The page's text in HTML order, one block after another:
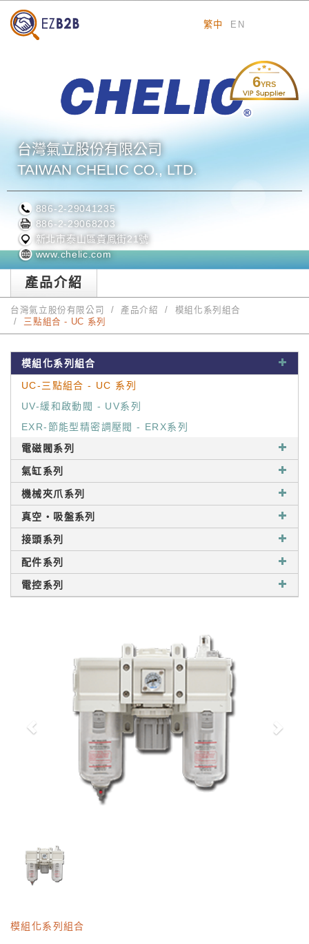
繁中 EN
6YRS
台灣氣立股份有限公司
TAIWAN CHELIC CO., LTD.
886-2-29041235
886-2-29068203
新北市泰山區貴鳳街21號
www.chelic.com
產品介紹
台灣氣立股份有限公司 產品介紹
模組化系列組合
三點組合 - UC 系列
模組化系列組合
UC-三點組合 - UC 系列
UV-緩和啟動閥 - UV系列
EXR-節能型精密調壓閥 - ERX系列
電磁閥系列
氣缸系列
機械夾爪系列
真空‧吸盤系列
接頭系列
配件系列
電控系列
模組化系列組合